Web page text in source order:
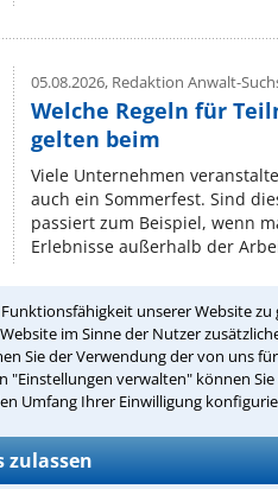
unserer Website zu
im Sinne der Nutzer
Sie der Verwendung der von uns
"Einstellungen verwalten" können
Umfang Ihrer Einwilligung
zulassen
05.08.2026,Redaktion Anwalt-
Welche Regeln für
gelten beim
Viele Unternehmen
auch ein Sommerfest. Sind
passiert zum Beispiel, wenn
Erlebnisse außerhalb der